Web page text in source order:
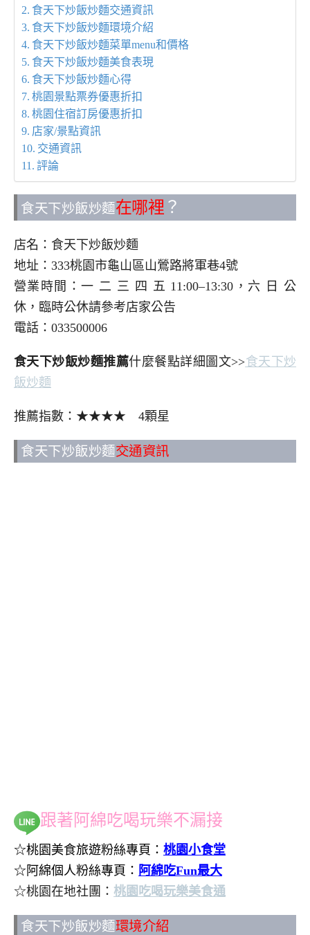
食天下炒飯炒麵交通資訊
食天下炒飯炒麵環境介紹
食天下炒飯炒麵菜單menu和價格
食天下炒飯炒麵美食表現
食天下炒飯炒麵心得
桃園景點票券優惠折扣
桃園住宿訂房優惠折扣
店家/景點資訊
交通資訊
評論
食天下炒飯炒麵在哪裡 ？
店名：食天下炒飯炒麵
地址：333桃園市龜山區山鶯路將軍巷4號
營業時間：一 二 三 四 五 11:00–13:30，六 日 公
休，臨時公休請參考店家公告
電話：033500006
食天下炒飯炒麵推薦什麼餐點詳細圖文>>食天下炒
飯炒麵
推薦指數：★★★★ 4顆星
食天下炒飯炒麵交通資訊
跟著阿綿吃喝玩樂不漏接
☆桃園美食旅遊粉絲專頁： 桃園小食堂
☆阿綿個人粉絲專頁： 阿綿吃Fun最大
☆桃園在地社團： 桃園吃喝玩樂美食通
食天下炒飯炒麵環境介紹